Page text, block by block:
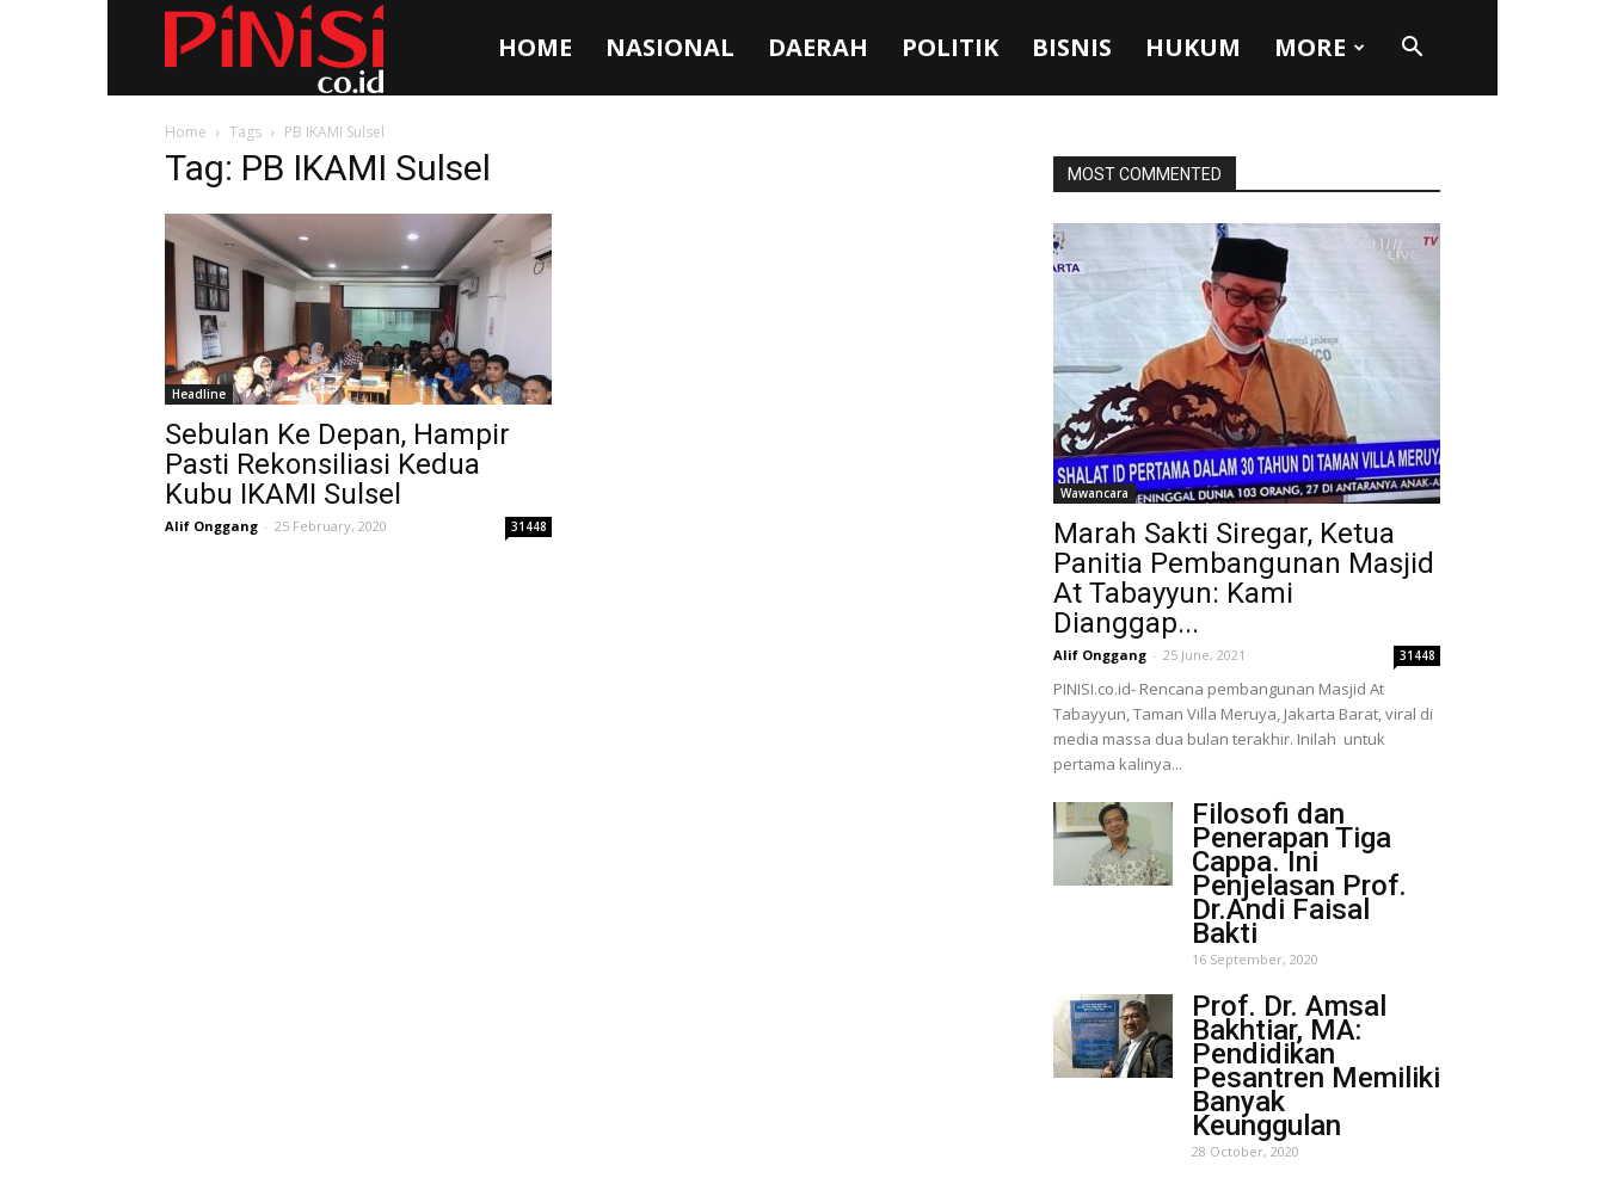
HOME NASIONAL DAERAH POLITIK BISNIS HUKUM MORE
Home Tags PB IKAMI Sulsel
Tag: PB IKAMI Sulsel
Headline
Sebulan Ke Depan, Hampir
Pasti Rekonsiliasi Kedua
Kubu IKAMI Sulsel
Alif Onggang - 25 February, 2020 31448
MOST COMMENTED
Wawancara
Marah Sakti Siregar, Ketua
Panitia Pembangunan Masjid
At Tabayyun: Kami
Dianggap...
Alif Onggang - 25 June, 2021 31448
PINISI.co.id- Rencana pembangunan Masjid At
Tabayyun, Taman Villa Meruya, Jakarta Barat, viral di
media massa dua bulan terakhir. Inilah untuk
pertama kalinya...
Filosofi dan
Penerapan Tiga
Cappa. Ini
Penjelasan Prof.
Dr.Andi Faisal
Bakti
16 September, 2020
Prof. Dr. Amsal
Bakhtiar, MA:
Pendidikan
Pesantren Memiliki
Banyak
Keunggulan
28 October, 2020